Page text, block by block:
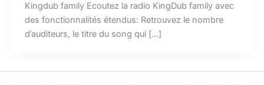
Kingdub family Ecoutez la radio KingDub family avec
des fonctionnalités étendus: Retrouvez le nombre
d’auditeurs, le titre du song qui […]